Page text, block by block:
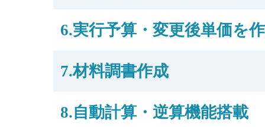
6.実行予算・変更後単価を
7.材料調書作成
8.自動計算・逆算機能搭載